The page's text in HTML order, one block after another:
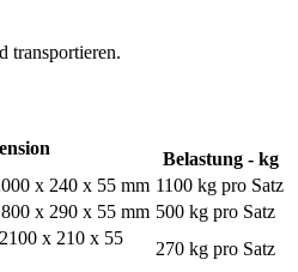
transportieren.
Belastung - kg
x 240 x 55 mm 1100 kg pro Satz
x 290 x 55 mm 500 kg pro Satz
x 210 x 55
270 kg pro Satz